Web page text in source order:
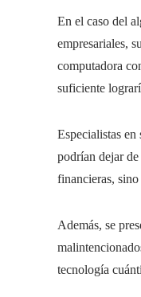
En el caso del
empresariales,
computadora
suficiente
Especialistas
podrían dejar
financieras,
Además, se
tecnología